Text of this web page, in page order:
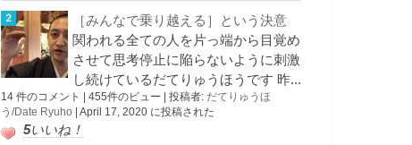
［みんなで乗り越える］という決意
関われる全ての人を片っ端から目覚め
させて思考停止に陥らないように刺激
し続けているだてりゅうほうです 昨...
14 件のコメント 455件のビュー 投稿者: だてりゅうほ
う/Date Ryuho
April 17, 2020 に投稿された
5いいね！